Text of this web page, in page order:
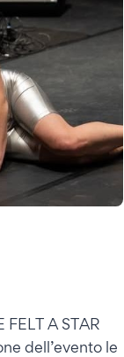
A STAR
dell’evento le